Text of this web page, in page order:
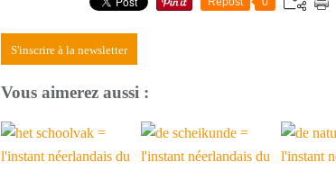
S'inscrire à la newsletter
Vous aimerez aussi :